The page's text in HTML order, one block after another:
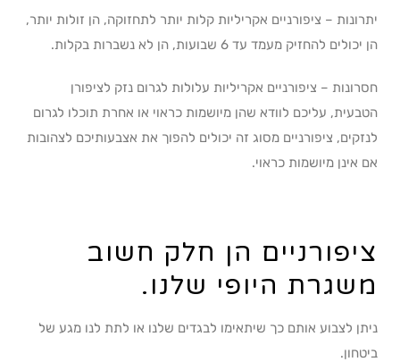
יתרונות – ציפורניים אקריליות קלות יותר לתחזוקה, הן זולות יותר,
הן יכולים להחזיק מעמד עד 6 שבועות, הן לא נשברות בקלות.
חסרונות – ציפורניים אקריליות עלולות לגרום נזק לציפורן
הטבעית, עליכם לוודא שהן מיושמות כראוי או אחרת תוכלו לגרום
לנזקים, ציפורניים מסוג זה יכולים להפוך את אצבעותיכם לצהובות
אם אינן מיושמות כראוי.
ציפורניים הן חלק חשוב
משגרת היופי שלנו.
ניתן לצבוע אותם כך שיתאימו לבגדים שלנו או לתת לנו מגע של
ביטחון.